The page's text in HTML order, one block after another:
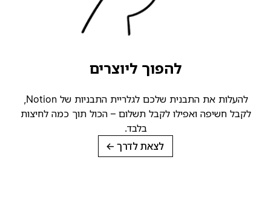
להפוך ליוצרים
להעלות את התבנית שלכם לגלריית התבניות של Notion,
לקבל חשיפה ואפילו לקבל תשלום – הכול תוך כמה לחיצות
בלבד.
לצאת לדרך→